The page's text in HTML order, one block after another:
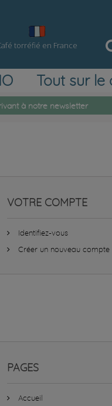
torréfié en France
Tout sur le
à notre newsletter
VOTRE COMPTE
Identifiez-vous
Créer un nouveau compte
PAGES
Accueil